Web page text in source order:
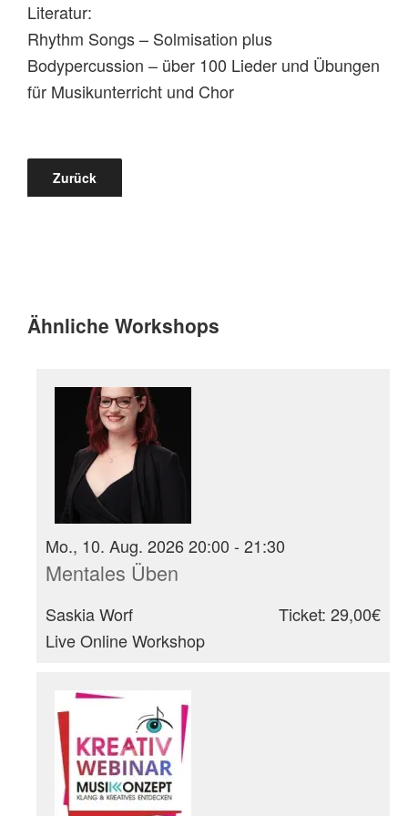
Literatur:
Rhythm Songs – Solmisation plus
Bodypercussion – über 100 Lieder und Übungen
für Musikunterricht und Chor
Zurück
Ähnliche Workshops
Mo., 10. Aug. 2026 20:00 - 21:30
Mentales Üben
Saskia Worf
Live Online Workshop
Ticket: 29,00€